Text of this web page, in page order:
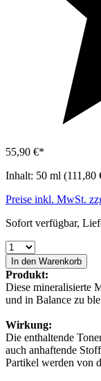
55,90 €*
Inhalt: 50 ml (111,80
Preise inkl. MwSt.
Sofort verfügbar,
In den Warenkorb
Produkt:
Diese mineralisierte
und in Balance zu
Wirkung:
Die enthaltende
auch anhaftende
Partikel werden von